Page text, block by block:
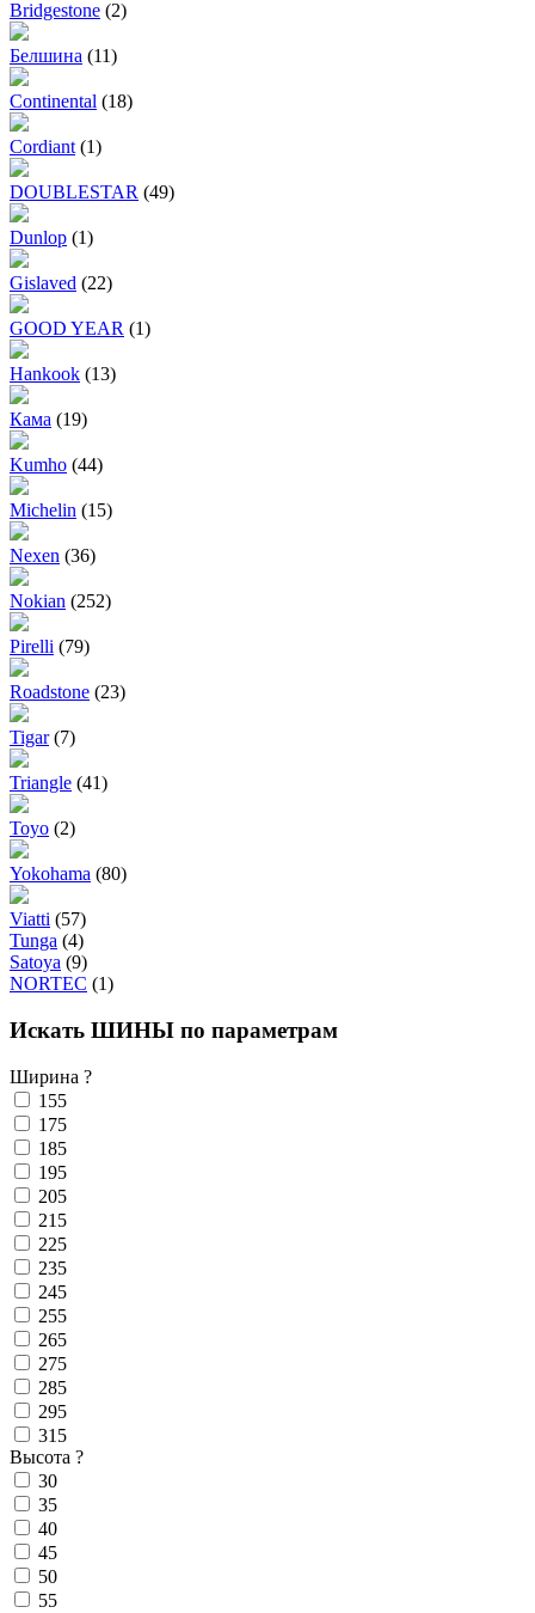
Bridgestone (2)
Белшина (11)
Continental (18)
Cordiant (1)
DOUBLESTAR (49)
Dunlop (1)
Gislaved (22)
GOOD YEAR (1)
Hankook (13)
Кама (19)
Kumho (44)
Michelin (15)
Nexen (36)
Nokian (252)
Pirelli (79)
Roadstone (23)
Tigar (7)
Triangle (41)
Toyo (2)
Yokohama (80)
Viatti (57)
Tunga (4)
Satoya (9)
NORTEC (1)
Искать ШИНЫ по параметрам
Ширина ?
155
175
185
195
205
215
225
235
245
255
265
275
285
295
315
Высота ?
30
35
40
45
50
55